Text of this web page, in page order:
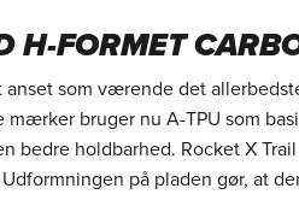
H-FORMET
anset som værende det
bruger nu A-TPU som
bedre holdbarhed. Rocket X
på pladen gør, at